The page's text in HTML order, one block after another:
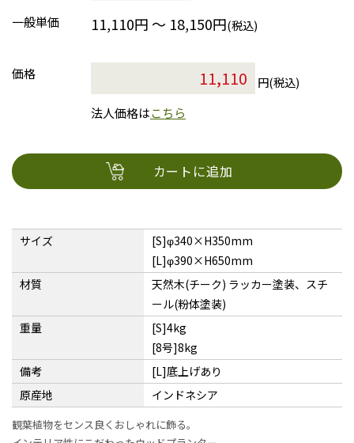
一般単価
11,110円 ～ 18,150円(税込)
価格
円(税込)
法人価格はこちら
カートに追加
サイズ
[S]φ340×H350mm
[L]φ390×H650mm
材質
天然木(チーク) ラッカー塗装、スチ
ール(粉体塗装)
重量
[S]4kg
[8号]8kg
備考
[L]底上げあり
原産地
インドネシア
観葉植物をセンス良くおしゃれに飾る。